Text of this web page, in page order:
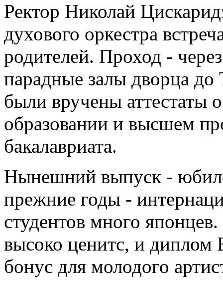
Ректор Николай
духового оркестра
родителей. Проход -
парадные залы дворца
были вручены аттестаты
образовании и высшем
бакалавриата.
Нынешний выпуск -
прежние годы -
студентов много
высоко ценитс, и диплом
бонус для молодого